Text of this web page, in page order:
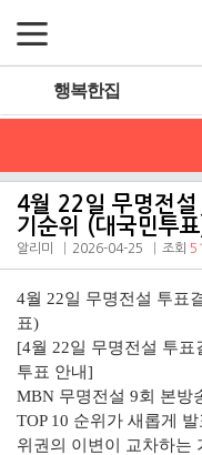
행복한집
4월 22일 무명전
기순위 (대국민투
알리미 2026-04-25 조회
4월 22일 무명전설 투표
표)
[4월 22일 무명전설 투표
투표 안내]
MBN 무명전설 9회 본방
TOP 10 순위가 새롭게
위권의 이변이 교차하는